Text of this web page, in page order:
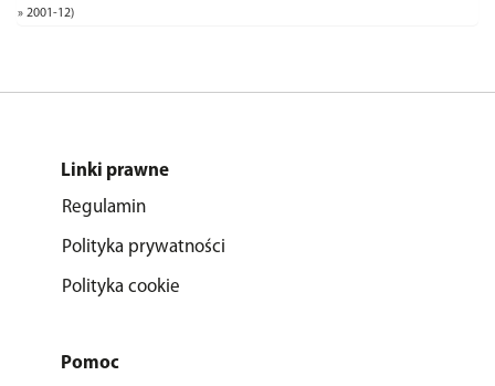
» 2001-12)
Linki prawne
Regulamin
Polityka prywatności
Polityka cookie
Pomoc